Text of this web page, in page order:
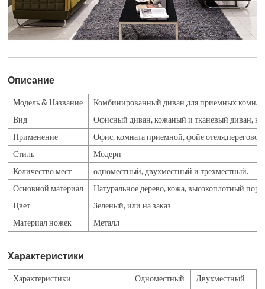
Описание
Модель & Название
Комбинированный диван для приемных
Вид
Офисный диван, кожаный и тканевый диван,
Применение
Офис, комната приемной, фойе
Стиль
Модерн
Количество мест
одноместный, двухместный и трехместный.
Основной материал
Натуральное дерево, кожа, высокоплотный
Цвет
Зеленый, или на заказ
Материал ножек
Металл
Характеристики
Характеристики Одноместный Двухместный